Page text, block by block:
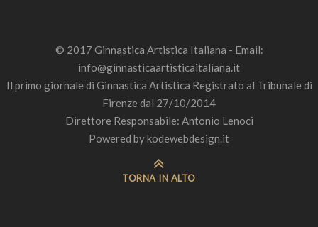
© 2017 Ginnastica Artistica Italiana - Email:
info@ginnasticaartisticaitaliana.it
Il primo giornale di Ginnastica Artistica Registrato al Tribunale di
Firenze dal 27/10/2014
Direttore Responsabile: Antonio Lenoci
Powered bykodewebdesign.it
TORNA IN ALTO